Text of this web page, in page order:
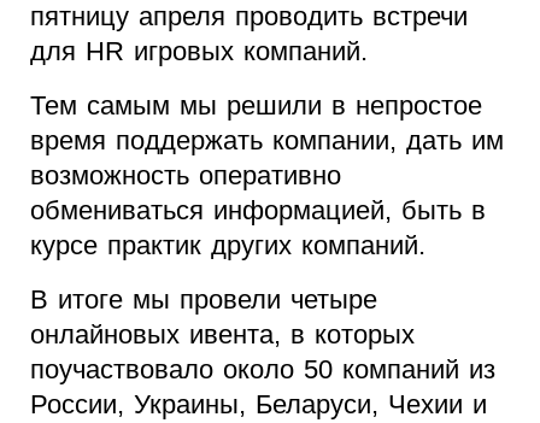
пятницу апреля проводить встречи
для HR игровых компаний.
Тем самым мы решили в непростое
время поддержать компании, дать им
возможность оперативно
обмениваться информацией, быть в
курсе практик других компаний.
В итоге мы провели четыре
онлайновых ивента, в которых
поучаствовало около 50 компаний из
России, Украины, Беларуси, Чехии и